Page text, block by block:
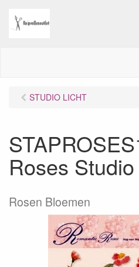
STUDIO LICHT
Roses
Rosen Bloemen